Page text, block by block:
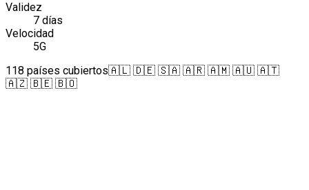
Validez
7 días
Velocidad
5G
118 países cubiertos🇦🇱 🇩🇪 🇸🇦 🇦🇷 🇦🇲 🇦🇺 🇦🇹
🇦🇿 🇧🇪 🇧🇴